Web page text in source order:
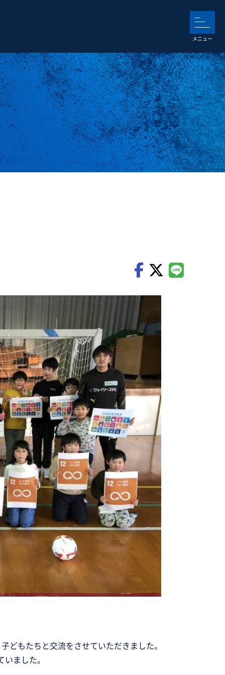
どもたちと交流をさせていただきました。
ました。